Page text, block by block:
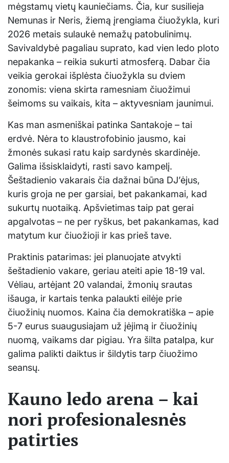
mėgstamų vietų kauniečiams. Čia, kur susilieja
Nemunas ir Neris, žiemą įrengiama čiuožykla, kuri
2026 metais sulaukė nemažų patobulinimų.
Savivaldybė pagaliau suprato, kad vien ledo ploto
nepakanka – reikia sukurti atmosferą. Dabar čia
veikia gerokai išplėsta čiuožykla su dviem
zonomis: viena skirta ramesniam čiuožimui
šeimoms su vaikais, kita – aktyvesniam jaunimui.
Kas man asmeniškai patinka Santakoje – tai
erdvė. Nėra to klaustrofobinio jausmo, kai
žmonės sukasi ratu kaip sardynės skardinėje.
Galima išsisklaidyti, rasti savo kampelį.
Šeštadienio vakarais čia dažnai būna DJ’ėjus,
kuris groja ne per garsiai, bet pakankamai, kad
sukurtų nuotaiką. Apšvietimas taip pat gerai
apgalvotas – ne per ryškus, bet pakankamas, kad
matytum kur čiuožioji ir kas prieš tave.
Praktinis patarimas: jei planuojate atvykti
šeštadienio vakare, geriau ateiti apie 18-19 val.
Vėliau, artėjant 20 valandai, žmonių srautas
išauga, ir kartais tenka palaukti eilėje prie
čiuožinių nuomos. Kaina čia demokratiška – apie
5-7 eurus suaugusiajam už įėjimą ir čiuožinių
nuomą, vaikams dar pigiau. Yra šilta patalpa, kur
galima palikti daiktus ir šildytis tarp čiuožimo
seansų.
Kauno ledo arena – kai
nori profesionalesnės
patirties